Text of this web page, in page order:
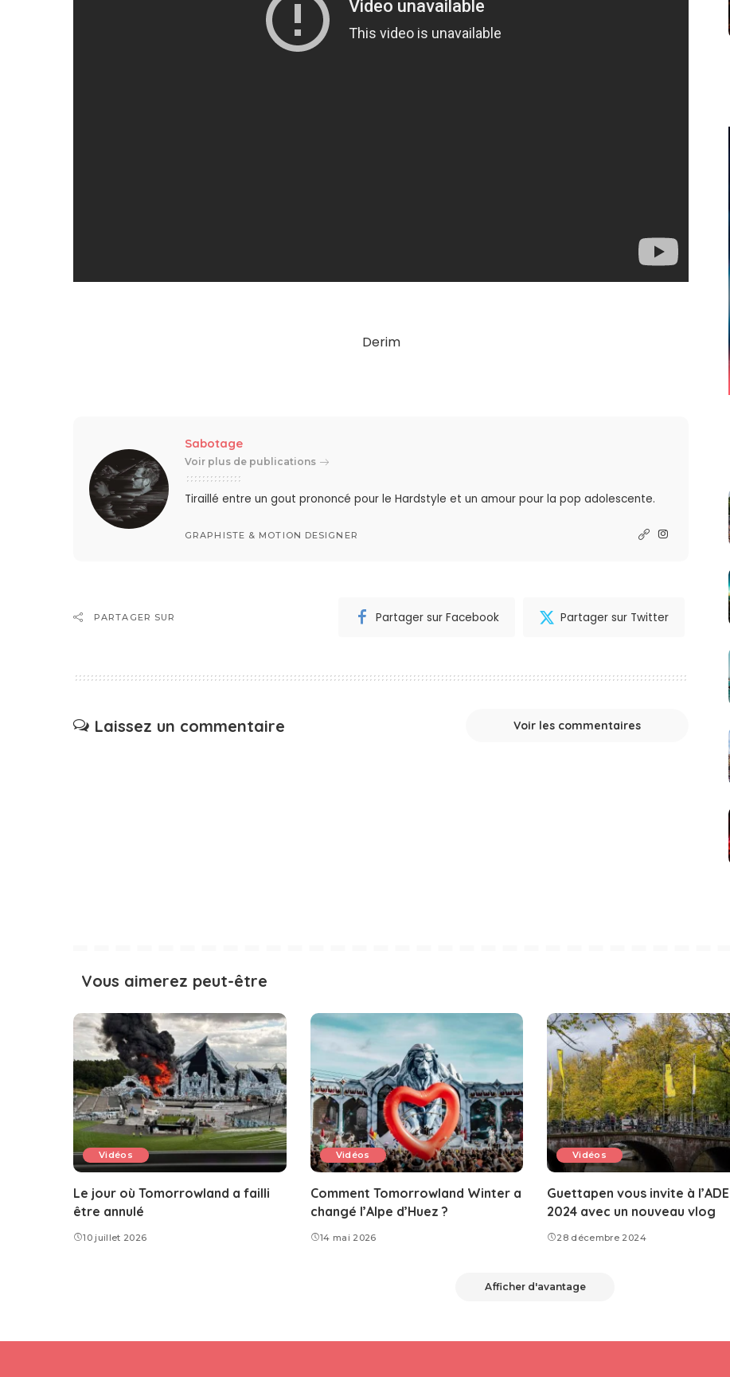
Derim
Sabotage
Voir plus de publications
Tiraillé entre un gout prononcé pour le Hardstyle et un amour pour la pop adolescente.
GRAPHISTE & MOTION DESIGNER
PARTAGER SUR Partager sur Facebook Partager sur Twitter
Laissez un commentaire Voir les commentaires
Vous aimerez peut-être
Vidéos
Le jour où Tomorrowland a failli
être annulé
10 juillet 2026
Vidéos
Comment Tomorrowland Winter a
changé l’Alpe d’Huez ?
14 mai 2026
Vidéos
Guettapen vous invite à l’ADE
2024 avec un nouveau vlog
28 décembre 2024
Afficher d'avantage